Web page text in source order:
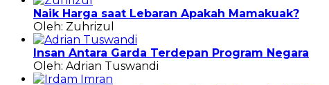
Naik Harga saat Lebaran Apakah Mamakuak?
Oleh: Zuhrizul
Insan Antara Garda Terdepan Program Negara
Oleh: Adrian Tuswandi